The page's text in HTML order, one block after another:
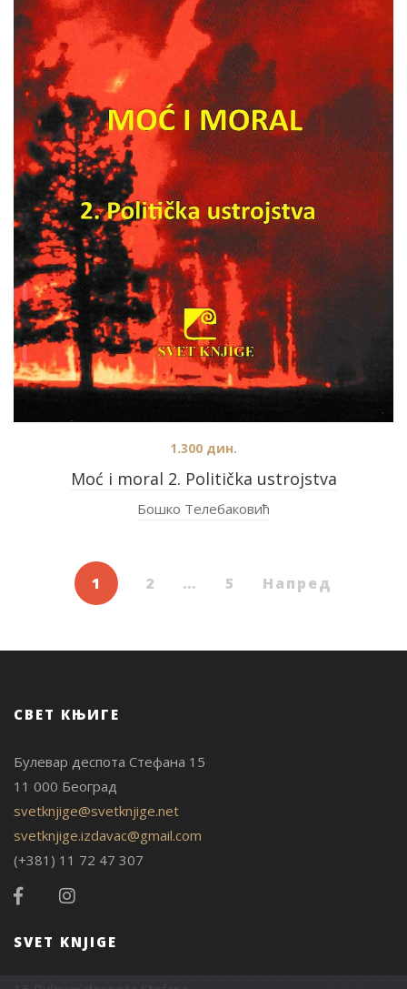
Moć i moral 2. Politička ustrojstva
1.300 дин.
Бошко Телебаковић
1 2 … 5 Напред
СВЕТ КЊИГЕ
Булевар деспота Стефана 15
11 000 Београд
svetknjige@svetknjige.net
svetknjige.izdavac@gmail.com
(+381) 11 72 47 307
SVET KNJIGE